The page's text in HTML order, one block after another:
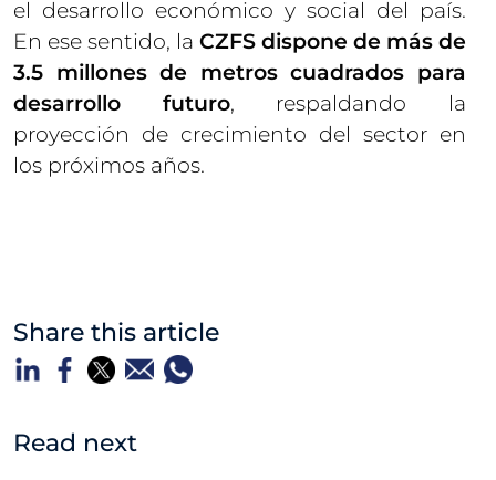
el desarrollo económico y social del país.
En ese sentido, la CZFS dispone de más de
3.5 millones de metros cuadrados para
desarrollo futuro, respaldando la
proyección de crecimiento del sector en
los próximos años.
Share this article
Read next